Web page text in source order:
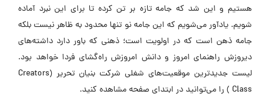
هستیم و این شد که جامه تازه بر تن کرده تا برای این نبرد آماده
شویم. یادآور می‌شویم که این جامه نو تنها محدود به ظاهر نیست بلکه
جامه ذهن است که در اولویت است؛ ذهنی که باور دارد داشته‌های
دیروزش راهنمای امروز و دانش امروزش راه‌گشای فردا خواهد بود.
لیست جدیدترین موقعیت‌های شغلی شرکت بنیان تحریر (Creators
Class ) را می‌توانید در ابتدای صفحه مشاهده کنید.